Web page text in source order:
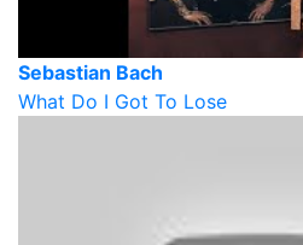
Sebastian Bach
What Do I Got To Lose